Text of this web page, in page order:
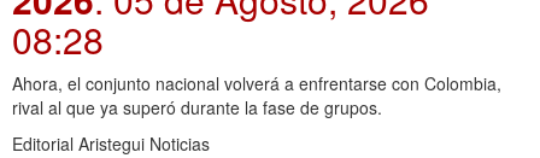
08:28
Ahora, el conjunto nacional volverá a enfrentarse con Colombia,
rival al que ya superó durante la fase de grupos.
Editorial Aristegui Noticias